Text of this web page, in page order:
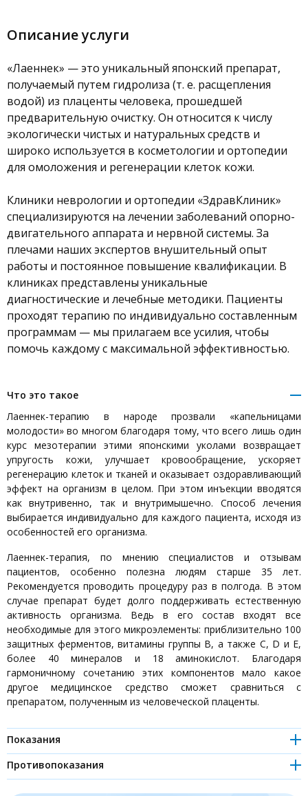
Медицинская сестра
Медицинский брат
Врач ЛФК
Спортивный врач
Алголог
Сомнолог
Артролог
Семейный врач
Терапевт
Вертебролог
Озонотерапевт
Гирудотерапевт
Массажист
Инструктор по лечебной
физкультуре
Врач функциональной диагностики
Врачи УЗИ
Вегетолог
Кардиолог
Подиатр
Кинезиолог
Эксперт сети
Цефалголог
Вернадского пр-т, д. 105, корп. 4
Беляево
Медведково
Широкая ул., д. 3, кор. 3
(детская)
Описание услуги
«Лаеннек» — это уникальный японский препарат,
получаемый путем гидролиза (т. е. расщепления
водой) из плаценты человека, прошедшей
предварительную очистку. Он относится к числу
экологически чистых и натуральных средств и
широко используется в косметологии и ортопедии
для омоложения и регенерации клеток кожи.
Клиники неврологии и ортопедии «ЗдравКлиник»
специализируются на лечении заболеваний опорно-
двигательного аппарата и нервной системы. За
плечами наших экспертов внушительный опыт
работы и постоянное повышение квалификации. В
клиниках представлены уникальные
диагностические и лечебные методики. Пациенты
проходят терапию по индивидуально составленным
программам — мы прилагаем все усилия, чтобы
помочь каждому с максимальной эффективностью.
Что это такое
Лаеннек-терапию в народе прозвали «капельницами
молодости» во многом благодаря тому, что всего лишь один
курс мезотерапии этими японскими уколами возвращает
упругость кожи, улучшает кровообращение, ускоряет
регенерацию клеток и тканей и оказывает оздоравливающий
эффект на организм в целом. При этом инъекции вводятся
как внутривенно, так и внутримышечно. Способ лечения
выбирается индивидуально для каждого пациента, исходя из
особенностей его организма.
Лаеннек-терапия, по мнению специалистов и отзывам
пациентов, особенно полезна людям старше 35 лет.
Рекомендуется проводить процедуру раз в полгода. В этом
случае препарат будет долго поддерживать естественную
активность организма. Ведь в его состав входят все
необходимые для этого микроэлементы: приблизительно 100
защитных ферментов, витамины группы B, а также C, D и E,
более 40 минералов и 18 аминокислот. Благодаря
гармоничному сочетанию этих компонентов мало какое
другое медицинское средство сможет сравниться с
препаратом, полученным из человеческой плаценты.
Показания
Плацентарная терапия показана при следующих проблемах и
заболеваниях:
Противопоказания